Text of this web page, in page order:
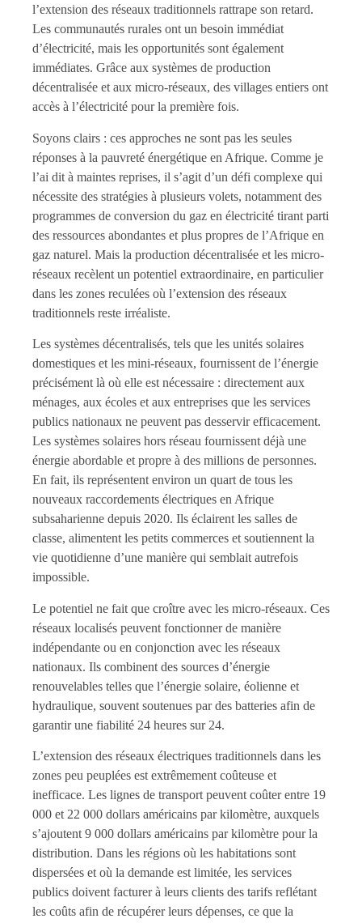
l’extension des réseaux traditionnels rattrape son retard.
Les communautés rurales ont un besoin immédiat
d’électricité, mais les opportunités sont également
immédiates. Grâce aux systèmes de production
décentralisée et aux micro-réseaux, des villages entiers ont
accès à l’électricité pour la première fois.
Soyons clairs : ces approches ne sont pas les seules
réponses à la pauvreté énergétique en Afrique. Comme je
l’ai dit à maintes reprises, il s’agit d’un défi complexe qui
nécessite des stratégies à plusieurs volets, notamment des
programmes de conversion du gaz en électricité tirant parti
des ressources abondantes et plus propres de l’Afrique en
gaz naturel. Mais la production décentralisée et les micro-
réseaux recèlent un potentiel extraordinaire, en particulier
dans les zones reculées où l’extension des réseaux
traditionnels reste irréaliste.
Les systèmes décentralisés, tels que les unités solaires
domestiques et les mini-réseaux, fournissent de l’énergie
précisément là où elle est nécessaire : directement aux
ménages, aux écoles et aux entreprises que les services
publics nationaux ne peuvent pas desservir efficacement.
Les systèmes solaires hors réseau fournissent déjà une
énergie abordable et propre à des millions de personnes.
En fait, ils représentent environ un quart de tous les
nouveaux raccordements électriques en Afrique
subsaharienne depuis 2020. Ils éclairent les salles de
classe, alimentent les petits commerces et soutiennent la
vie quotidienne d’une manière qui semblait autrefois
impossible.
Le potentiel ne fait que croître avec les micro-réseaux. Ces
réseaux localisés peuvent fonctionner de manière
indépendante ou en conjonction avec les réseaux
nationaux. Ils combinent des sources d’énergie
renouvelables telles que l’énergie solaire, éolienne et
hydraulique, souvent soutenues par des batteries afin de
garantir une fiabilité 24 heures sur 24.
L’extension des réseaux électriques traditionnels dans les
zones peu peuplées est extrêmement coûteuse et
inefficace. Les lignes de transport peuvent coûter entre 19
000 et 22 000 dollars américains par kilomètre, auxquels
s’ajoutent 9 000 dollars américains par kilomètre pour la
distribution. Dans les régions où les habitations sont
dispersées et où la demande est limitée, les services
publics doivent facturer à leurs clients des tarifs reflétant
les coûts afin de récupérer leurs dépenses, ce que la